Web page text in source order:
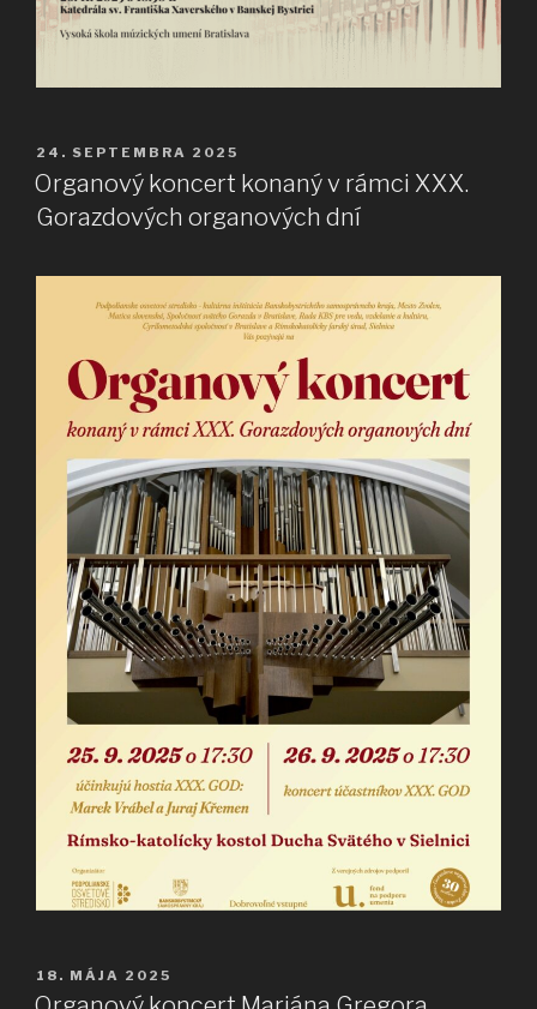
PUBLIKOVANÉ
24. SEPTEMBRA 2025
Organový koncert konaný v rámci XXX.
Gorazdových organových dní
PUBLIKOVANÉ
18. MÁJA 2025